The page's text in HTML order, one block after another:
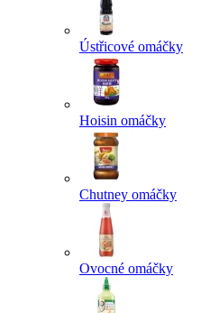
Ústřicové omáčky
Hoisin omáčky
Chutney omáčky
Ovocné omáčky